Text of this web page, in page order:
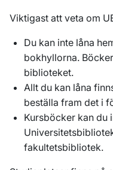
Viktigast att veta om
Du kan inte låna
bokhyllorna.
biblioteket.
Allt du kan låna
beställa fram det i
Kursböcker kan du
fakultetsbibliotek.